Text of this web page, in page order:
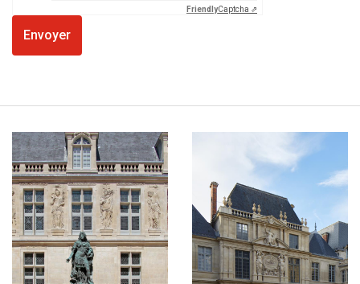
FriendlyCaptcha ⇗